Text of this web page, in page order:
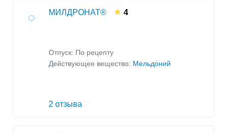
МИЛДРОНАТ® 4
Отпуск: По рецепту
Действующее вещество: Мельдоний
2 отзыва